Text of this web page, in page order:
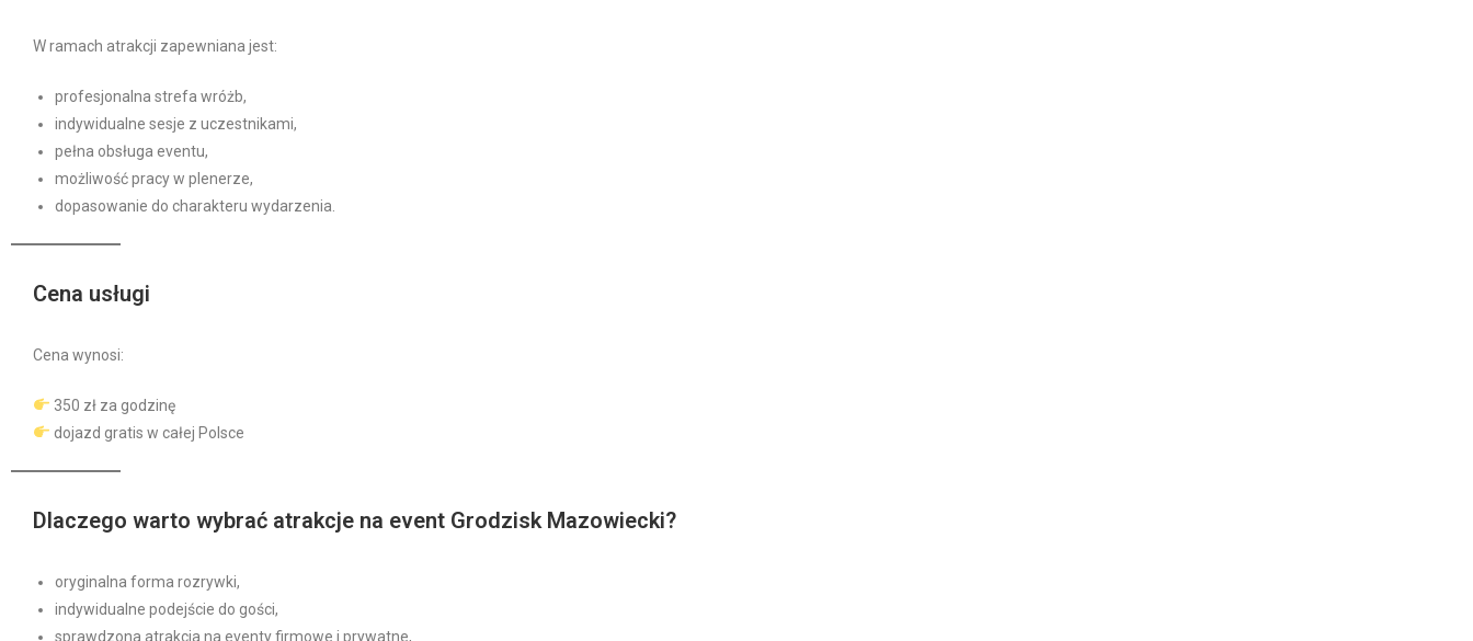
W ramach atrakcji zapewniana jest:
profesjonalna strefa wróżb,
indywidualne sesje z uczestnikami,
pełna obsługa eventu,
możliwość pracy w plenerze,
dopasowanie do charakteru wydarzenia.
Cena usługi
Cena wynosi:
350 zł za godzinę
dojazd gratis w całej Polsce
Dlaczego warto wybrać atrakcje na event Grodzisk Mazowiecki?
oryginalna forma rozrywki,
indywidualne podejście do gości,
sprawdzona atrakcja na eventy firmowe i prywatne,